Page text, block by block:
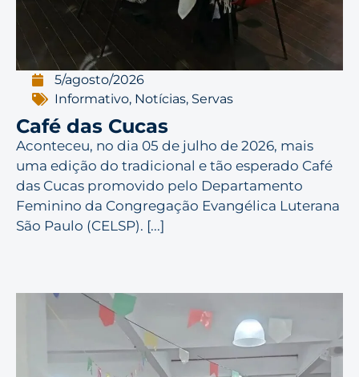
5/agosto/2026
Informativo, Notícias, Servas
Café das Cucas
Aconteceu, no dia 05 de julho de 2026, mais
uma edição do tradicional e tão esperado Café
das Cucas promovido pelo Departamento
Feminino da Congregação Evangélica Luterana
São Paulo (CELSP). [...]